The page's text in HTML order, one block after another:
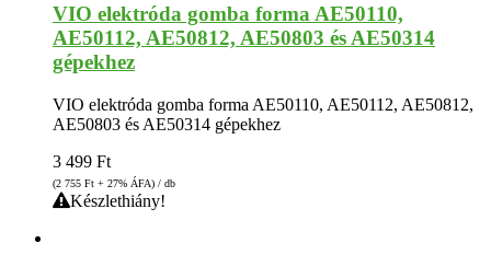
VIO elektróda gomba forma AE50110,
AE50112, AE50812, AE50803 és AE50314
gépekhez
VIO elektróda gomba forma AE50110, AE50112, AE50812,
AE50803 és AE50314 gépekhez
3 499 Ft
(2 755 Ft + 27% ÁFA) / db
Készlethiány!